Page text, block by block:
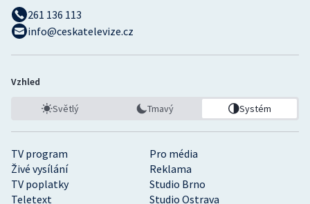
Volejbal
TV program
Pro média
Živé vysílání
Reklama
TV poplatky
Studio Brno
Teletext
Studio Ostrava
261 136 113
info@ceskatelevize.cz
Vzhled
Světlý Tmavý Systém